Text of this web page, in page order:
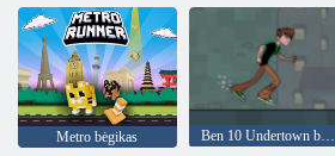
Metro bėgikas Ben 10 Undertown bėgikas